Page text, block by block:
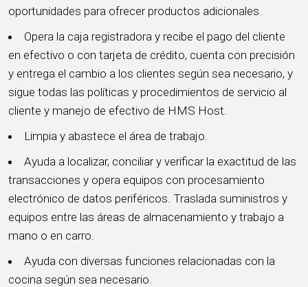
oportunidades para ofrecer productos adicionales.
Opera la caja registradora y recibe el pago del cliente
en efectivo o con tarjeta de crédito, cuenta con precisión
y entrega el cambio a los clientes según sea necesario, y
sigue todas las políticas y procedimientos de servicio al
cliente y manejo de efectivo de HMS Host.
Limpia y abastece el área de trabajo.
Ayuda a localizar, conciliar y verificar la exactitud de las
transacciones y opera equipos con procesamiento
electrónico de datos periféricos. Traslada suministros y
equipos entre las áreas de almacenamiento y trabajo a
mano o en carro.
Ayuda con diversas funciones relacionadas con la
cocina según sea necesario.